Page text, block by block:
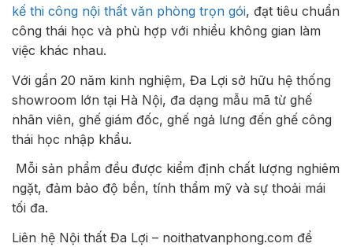
kế thi công nội thất văn phòng trọn gói, đạt tiêu chuẩn
công thái học và phù hợp với nhiều không gian làm
việc khác nhau.
Với gần 20 năm kinh nghiệm, Đa Lợi sở hữu hệ thống
showroom lớn tại Hà Nội, đa dạng mẫu mã từ ghế
nhân viên, ghế giám đốc, ghế ngả lưng đến ghế công
thái học nhập khẩu.
Mỗi sản phẩm đều được kiểm định chất lượng nghiêm
ngặt, đảm bảo độ bền, tính thẩm mỹ và sự thoải mái
tối đa.
Liên hệ Nội thất Đa Lợi – noithatvanphong.com để